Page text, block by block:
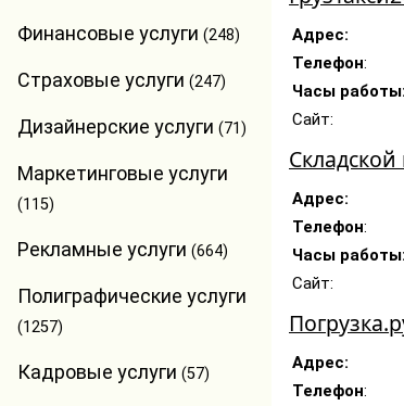
Финансовые услуги (248)
Страховые услуги (247)
Дизайнерские услуги (71)
Маркетинговые услуги
(115)
Рекламные услуги (664)
Полиграфические услуги
(1257)
Кадровые услуги (57)
Адрес:
Телефон:
Часы работы:
Сайт:
Адрес:
Телефон:
Часы работы:
Сайт:
Адрес:
Телефон: